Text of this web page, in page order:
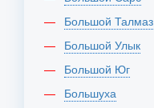
Большой Талмаз
Большой Улык
Большой Юг
Большуха